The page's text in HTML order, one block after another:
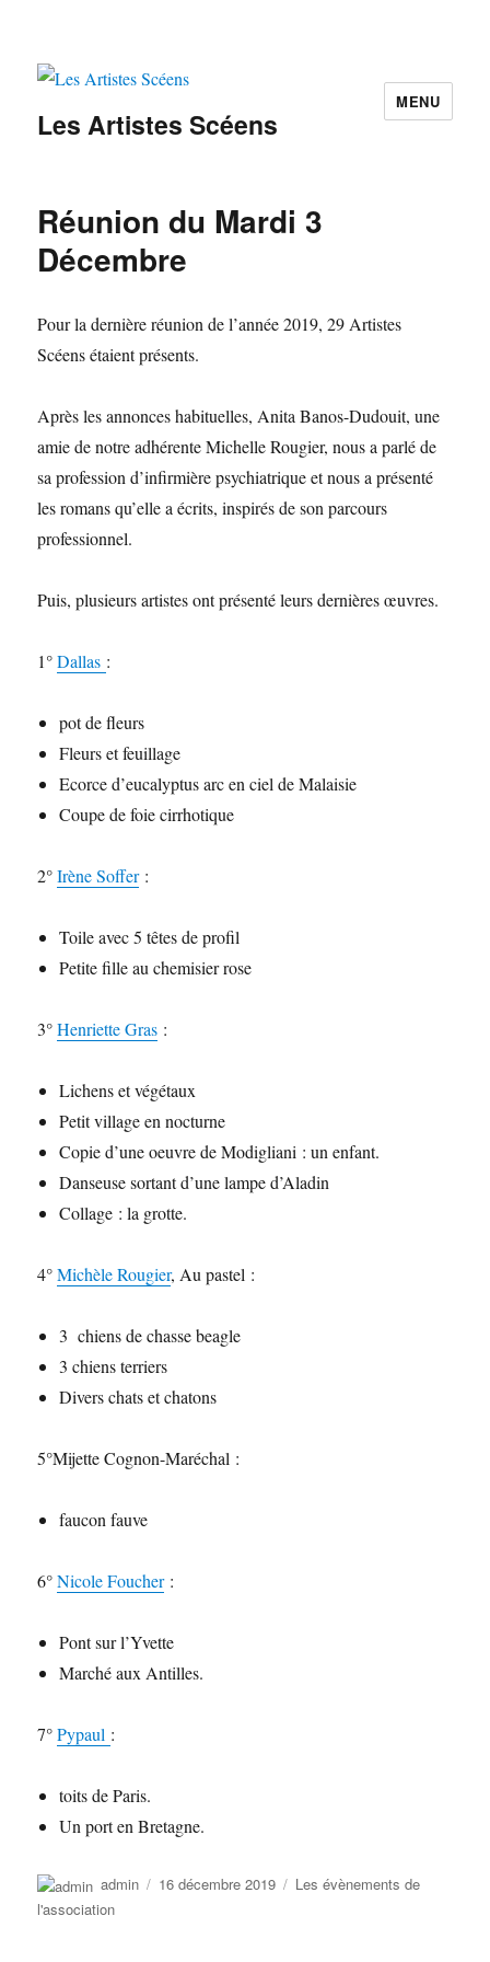
Les Artistes Scéens
MENU
Réunion du Mardi 3
Décembre
Pour la dernière réunion de l’année 2019, 29 Artistes
Scéens étaient présents.
Après les annonces habituelles, Anita Banos-Dudouit, une
amie de notre adhérente Michelle Rougier, nous a parlé de
sa profession d’infirmière psychiatrique et nous a présenté
les romans qu’elle a écrits, inspirés de son parcours
professionnel.
Puis, plusieurs artistes ont présenté leurs dernières œuvres.
1°Dallas :
pot de fleurs
Fleurs et feuillage
Ecorce d’eucalyptus arc en ciel de Malaisie
Coupe de foie cirrhotique
2°Irène Soffer:
Toile avec 5 têtes de profil
Petite fille au chemisier rose
3°Henriette Gras :
Lichens et végétaux
Petit village en nocturne
Copie d’une oeuvre de Modigliani : un enfant.
Danseuse sortant d’une lampe d’Aladin
Collage : la grotte.
4°Michèle Rougier, Au pastel :
3 chiens de chasse beagle
3 chiens terriers
Divers chats et chatons
5°Mijette Cognon-Maréchal :
faucon fauve
6°Nicole Foucher:
Pont sur l’Yvette
Marché aux Antilles.
7°Pypaul :
toits de Paris.
Un port en Bretagne.
Auteur
admin
Publié
16 décembre 2019 Catégories
Les évènements de
l'association